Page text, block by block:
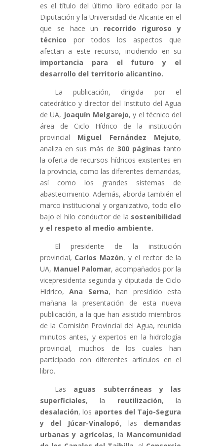
es el título del último libro editado por la
Diputación y la Universidad de Alicante en el
que se hace un recorrido riguroso y
técnico por todos los aspectos que
afectan a este recurso, incidiendo en su
importancia para el futuro y el
desarrollo del territorio alicantino.
La publicación, dirigida por el
catedrático y director del Instituto del Agua
de UA, Joaquín Melgarejo, y el técnico del
área de Ciclo Hídrico de la institución
provincial Miguel Fernández Mejuto,
analiza en sus más de300 páginas tanto
la oferta de recursos hídricos existentes en
la provincia, como las diferentes demandas,
así como los grandes sistemas de
abastecimiento. Además, aborda también el
marco institucional y organizativo, todo ello
bajo el hilo conductor de la sostenibilidad
y el respeto al medio ambiente.
El presidente de la institución
provincial, Carlos Mazón, y el rector de la
UA, Manuel Palomar, acompañados por la
vicepresidenta segunda y diputada de Ciclo
Hídrico,Ana Serna, han presidido esta
mañana la presentación de esta nueva
publicación, a la que han asistido miembros
de la Comisión Provincial del Agua, reunida
minutos antes, y expertos en la hidrología
provincial, muchos de los cuales han
participado con diferentes artículos en el
libro.
Las aguas subterráneas y las
superficiales, la reutilización, la
desalación, los aportes del Tajo-Segura
y del Júcar-Vinalopó, las demandas
urbanas y agrícolas, la Mancomunidad